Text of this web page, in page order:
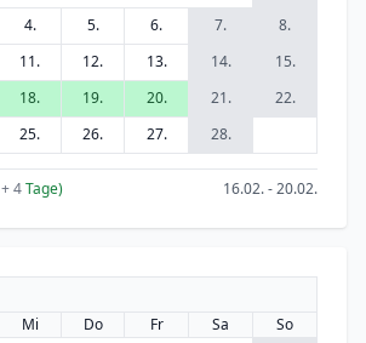
4. 5. 6. 7.
8.
11. 12. 13. 14.
15.
18. 19. 20. 21.
22.
25. 26. 27. 28.
+ 4Tage) 16.02. - 20.02.
Mi Do Fr Sa
So